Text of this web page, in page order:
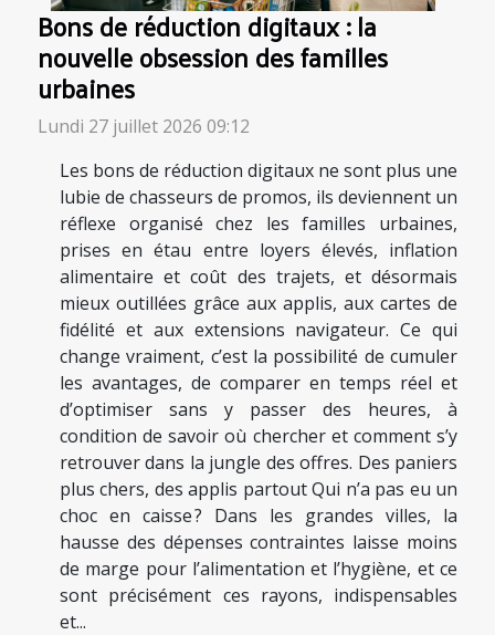
Bons de réduction digitaux : la
nouvelle obsession des familles
urbaines
Lundi 27 juillet 2026 09:12
Les bons de réduction digitaux ne sont plus une
lubie de chasseurs de promos, ils deviennent un
réflexe organisé chez les familles urbaines,
prises en étau entre loyers élevés, inflation
alimentaire et coût des trajets, et désormais
mieux outillées grâce aux applis, aux cartes de
fidélité et aux extensions navigateur. Ce qui
change vraiment, c’est la possibilité de cumuler
les avantages, de comparer en temps réel et
d’optimiser sans y passer des heures, à
condition de savoir où chercher et comment s’y
retrouver dans la jungle des offres. Des paniers
plus chers, des applis partout Qui n’a pas eu un
choc en caisse ? Dans les grandes villes, la
hausse des dépenses contraintes laisse moins
de marge pour l’alimentation et l’hygiène, et ce
sont précisément ces rayons, indispensables
et...